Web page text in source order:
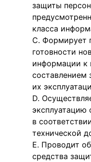
защиты
класса
Формирует
готовности
информации к
составлением
их
в
технической
Проводит
средства